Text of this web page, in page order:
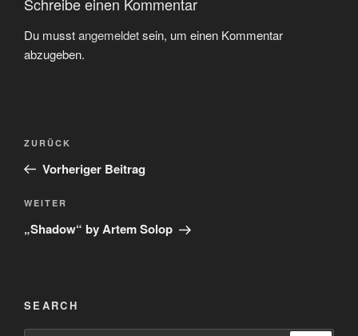
Schreibe einen Kommentar
Du musstangemeldetsein, um einen Kommentar
abzugeben.
Beitragsnavigation
Vorheriger
Beitrag
ZURÜCK
Vorheriger Beitrag
Nächster
Beitrag
WEITER
„Shadow“ by Artem Solop
SEARCH